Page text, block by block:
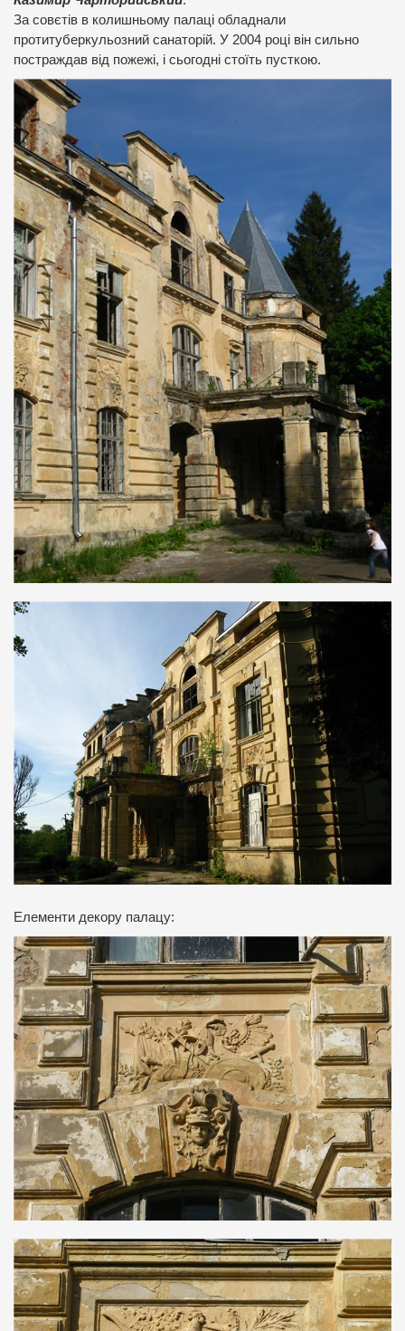
За совєтів в колишньому палаці обладнали
протитуберкульозний санаторій. У 2004 році він сильно
постраждав від пожежі, і сьогодні стоїть пусткою.
Елементи декору палацу: